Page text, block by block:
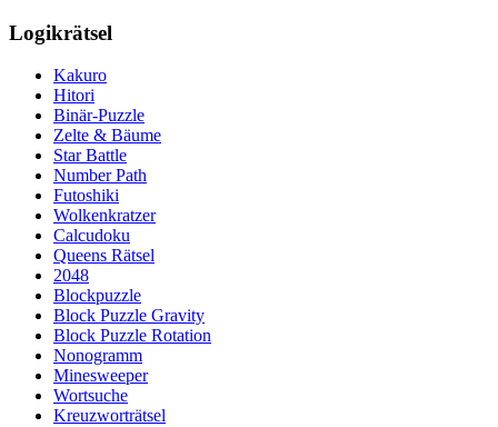
Logikrätsel
Kakuro
Hitori
Binär-Puzzle
Zelte & Bäume
Star Battle
Number Path
Futoshiki
Wolkenkratzer
Calcudoku
Queens Rätsel
2048
Blockpuzzle
Block Puzzle Gravity
Block Puzzle Rotation
Nonogramm
Minesweeper
Wortsuche
Kreuzworträtsel